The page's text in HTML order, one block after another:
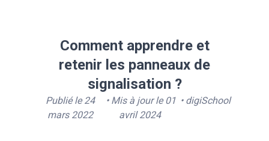
Comment apprendre et
retenir les panneaux de
signalisation ?
Publié le24
mars 2022
• Mis à jour le 01
avril 2024
• digiSchool